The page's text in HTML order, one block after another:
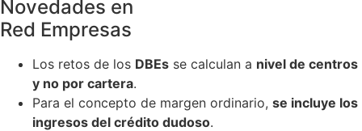
Novedades en
Red Empresas
Los retos de los DBEs se calculan a nivel de centros
y no por cartera.
Para el concepto de margen ordinario, se incluye los
ingresos del crédito dudoso.